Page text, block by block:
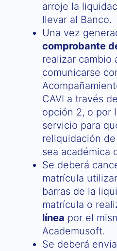
arroje la
llevar al Banco.
Una vez
comprobante
realizar cambio
comunicarse
CAVI a través
opción 2, o por
servicio para
reliquidación
sea académica
Se deberá
matrícula
barras de la
matrícula o
línea por el
Academusoft.
Se deberá